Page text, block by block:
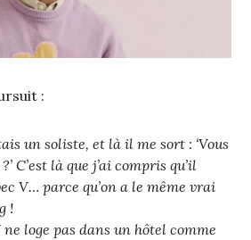
:
un soliste, et là il me sort : ‘Vous
C’est là que j’ai compris qu’il
V… parce qu’on a le même vrai
!
ne loge pas dans un hôtel comme